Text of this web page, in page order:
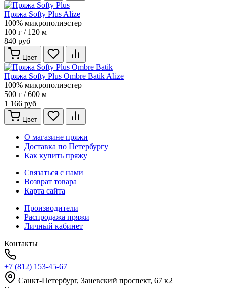
Пряжа Softy Plus Alize
100% микрополиэстер
100 г / 120 м
840 руб
Цвет
Пряжа Softy Plus Ombre Batik Alize
100% микрополиэстер
500 г / 600 м
1 166 руб
Цвет
О магазине пряжи
Доставка по Петербургу
Как купить пряжу
Связаться с нами
Возврат товара
Карта сайта
Производители
Распродажа пряжи
Личный кабинет
Контакты
+7 (812) 153-45-67
Санкт-Петербург, ​Заневский проспект, 67 к2